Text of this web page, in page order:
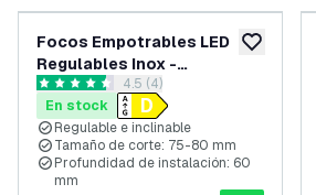
añadir a
Focos Empotrables LED
Regulables Inox -
Amsterdam - 3W - 2700K -
ø82mm - 3 pack
abrir el panel de reseñas
4.5 estrellas de puntuación
4.5 (4)
En stock
Regulable e inclinable
Tamaño de corte: 75-80 mm
Profundidad de instalación: 60
mm